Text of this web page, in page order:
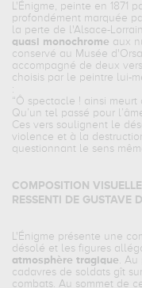
L'Énigme, peinte en 1871
profondément marquée
la perte de l'Alsace-
quasi monochrome aux
conservé au Musée
accompagné de deux
choisis par le peintre lui-
:
“Ô spectacle ! ainsi
Qu’un tel passé pour
Ces vers soulignent le
violence et à la
questionnant le sens
COMPOSITION
RESSENTI DE GUSTAVE
L'Énigme présente une
désolé et les figures
atmosphère tragique. Au
cadavres de soldats gît
combats. Au sommet de